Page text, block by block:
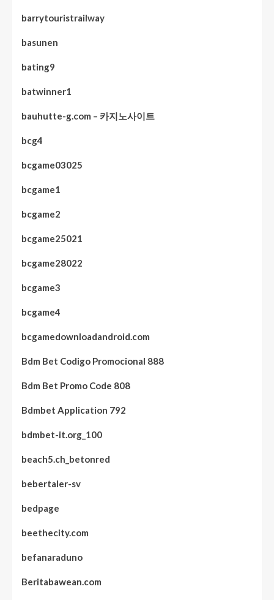
barrytouristrailway
basunen
bating9
batwinner1
bauhutte-g.com – 카지노사이트
bcg4
bcgame03025
bcgame1
bcgame2
bcgame25021
bcgame28022
bcgame3
bcgame4
bcgamedownloadandroid.com
Bdm Bet Codigo Promocional 888
Bdm Bet Promo Code 808
Bdmbet Application 792
bdmbet-it.org_100
beach5.ch_betonred
bebertaler-sv
bedpage
beethecity.com
befanaraduno
Beritabawean.com